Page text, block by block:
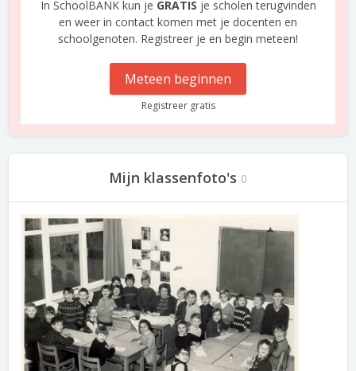
In SchoolBANK kun je GRATIS je scholen terugvinden
en weer in contact komen met je docenten en
schoolgenoten. Registreer je en begin meteen!
Meteen beginnen
Registreer gratis
Mijn klassenfoto's 0